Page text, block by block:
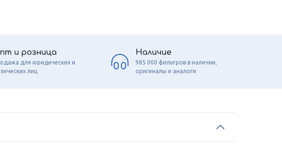
и розница
для юридических и
лиц
Наличие
985 000 фильтров в наличии,
оригиналы и аналоги